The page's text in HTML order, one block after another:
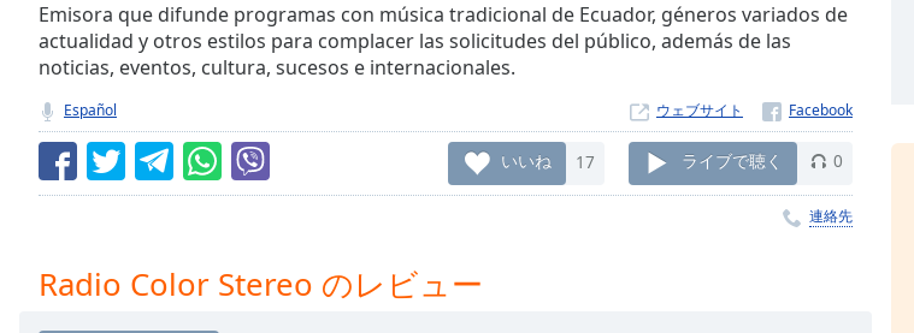
Seek to
currently
behind
Remaining
Time-
Emisora que difunde programas con música tradicional de Ecuador, géneros variados de
actualidad y otros estilos para complacer las solicitudes del público, además de las
noticias, eventos, cultura, sucesos e internacionales.
Español ウェブサイト
いいね 17 ライブで聴く 0
連絡先
Radio Color Stereo のレビュー